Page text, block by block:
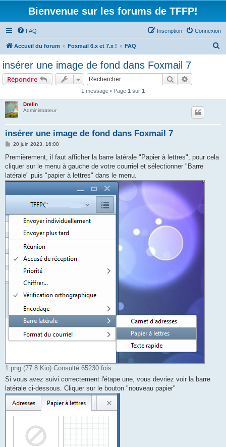
Bienvenue sur les forums de TFFP!
FAQ Connexion
Inscription
Accueil du forum Foxmail 6.x et 7.x ! FAQ
insérer une image de fond dans Foxmail 7
Répondre Rechercher
1 message • Page 1 sur 1
Drelin
Administrateur
insérer une image de fond dans Foxmail 7
M
s
a
g
e
20 juin 2023, 16:08
Premièrement, il faut afficher la barre latérale "Papier à lettres", pour cela
cliquer sur le menu à gauche de votre courriel et sélectionner "Barre
latérale" puis "papier à lettres" dans le menu.
1.png (77.8 Kio) Consulté 65230 fois
Si vous avez suivi correctement l'étape une, vous devriez voir la barre
latérale ci-dessous. Cliquer sur le bouton "nouveau papier"